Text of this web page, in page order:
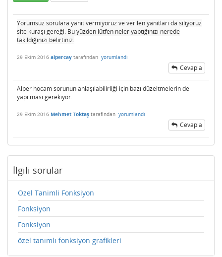
Yorumsuz sorulara yanıt vermiyoruz ve verilen yanıtları da siliyoruz
site kuraşı gereği. Bu yüzden lütfen neler yaptığınızı nerede
takıldığınızı belirtiniz.
29 Ekim 2016 alpercay tarafından yorumlandı
Cevapla
Alper hocam sorunun anlaşılabilirliği için bazı düzeltmelerin de
yapılması gerekiyor.
29 Ekim 2016 Mehmet Toktaş tarafından yorumlandı
Cevapla
İlgili sorular
Ozel Tanimli Fonksiyon
Fonksiyon
Fonksiyon
özel tanımlı fonksiyon grafikleri